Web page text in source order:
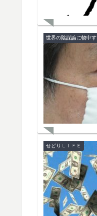
世界の陰謀論に物申す
せどりＬＩＦＥ